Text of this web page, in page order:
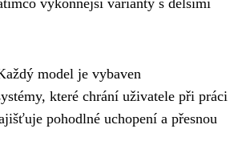
model je vybaven
které chrání uživatele při práci
pohodlné uchopení a přesnou